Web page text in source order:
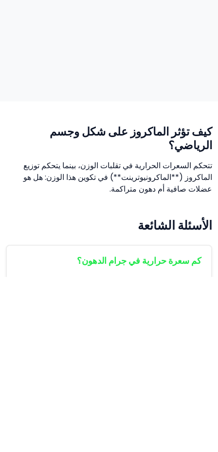
كيف تؤثر الماكروز على شكل وجسم
الرياضي؟
تتحكم السعرات الحرارية في تقلبات الوزن، بينما يتحكم توزيع
الماكروز (**الماكرونيوترينت**) في تكوين هذا الوزن: هل هو
عضلات صافية أم دهون متراكمة.
الأسئلة الشائعة
كم سعرة حرارية في جرام الدهون؟